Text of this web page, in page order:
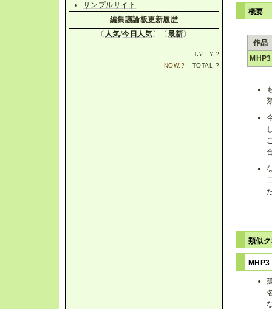
概
作品
MHP3
類似
MHP3
サンプルサイト
編集議論板更新履歴
〔 人気/今日人気〕〔最新〕
T. ? Y. ?
NOW.? TOTAL. ?